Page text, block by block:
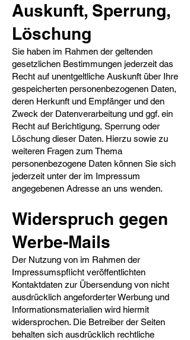
Auskunft, Sperrung,
Löschung​
Sie haben im Rahmen der geltenden
gesetzlichen Bestimmungen jederzeit das
Recht auf unentgeltliche Auskunft über Ihre
gespeicherten personenbezogenen Daten,
deren Herkunft und Empfänger und den
Zweck der Datenverarbeitung und ggf. ein
Recht auf Berichtigung, Sperrung oder
Löschung dieser Daten. Hierzu sowie zu
weiteren Fragen zum Thema
personenbezogene Daten können Sie sich
jederzeit unter der im Impressum
angegebenen Adresse an uns wenden.
Widerspruch gegen
Werbe-Mails​
Der Nutzung von im Rahmen der
Impressumspflicht veröffentlichten
Kontaktdaten zur Übersendung von nicht
ausdrücklich angeforderter Werbung und
Informationsmaterialien wird hiermit
widersprochen. Die Betreiber der Seiten
behalten sich ausdrücklich rechtliche